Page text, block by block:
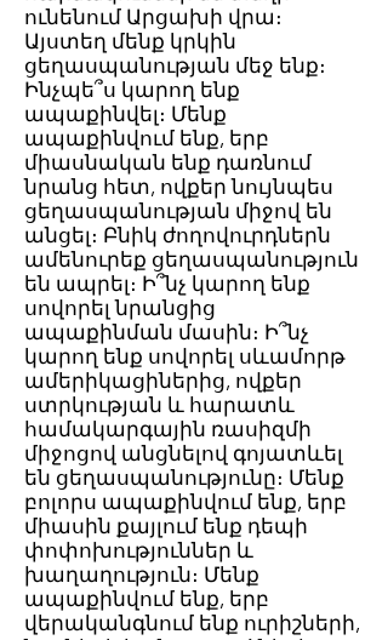
ունենում Արցախի վրա։
Այստեղ մենք կրկին
ցեղասպանության մեջ ենք։
Ինչպե՞ս կարող ենք
ապաքինվել։ Մենք
ապաքինվում ենք, երբ
միասնական ենք դառնում
նրանց հետ, ովքեր նույնպես
ցեղասպանության միջով են
անցել։ Բնիկ ժողովուրդներն
ամենուրեք ցեղասպանություն
են ապրել։ Ի՞նչ կարող ենք
սովորել նրանցից
ապաքինման մասին։ Ի՞նչ
կարող ենք սովորել սևամորթ
ամերիկացիներից, ովքեր
ստրկության և հարատև
համակարգային ռասիզմի
միջոցով անցնելով գոյատևել
են ցեղասպանությունը։ Մենք
բոլորս ապաքինվում ենք, երբ
միասին քայլում ենք դեպի
փոփոխություններ և
խաղաղություն։ Մենք
ապաքինվում ենք, երբ
վերականգնում ենք ուրիշների,